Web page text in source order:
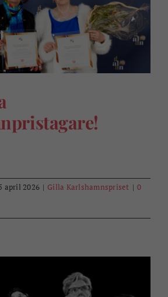
april 2026 | Gilla Karlshamnspriset | 0